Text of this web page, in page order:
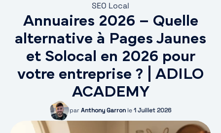
SEO Local
Annuaires 2026 – Quelle
alternative à Pages Jaunes
et Solocal en 2026 pour
votre entreprise ? | ADILO
ACADEMY
par Anthony Garron le 1 Juillet 2026